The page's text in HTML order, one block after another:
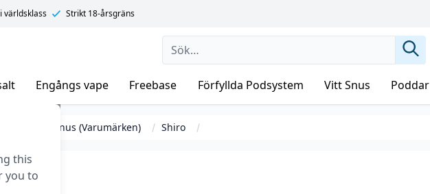
this
you to
världsklass Strikt 18-årsgräns
Engångs vape Freebase Förfyllda Podsystem Vitt Snus Poddar
Tobaksfritt Snus (Varumärken) Shiro